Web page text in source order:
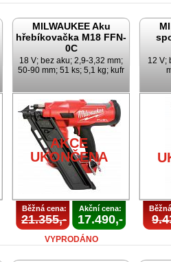
MILWAUKEE Aku
hřebíkovačka M18 FFN-
0C
18 V; bez aku; 2,9-3,32 mm;
50-90 mm; 51 ks; 5,1 kg; kufr
AKCE
UKONČENA
Běžná cena:
21.355,-
Akční cena:
17.490,-
VYPRODÁNO
12 V;